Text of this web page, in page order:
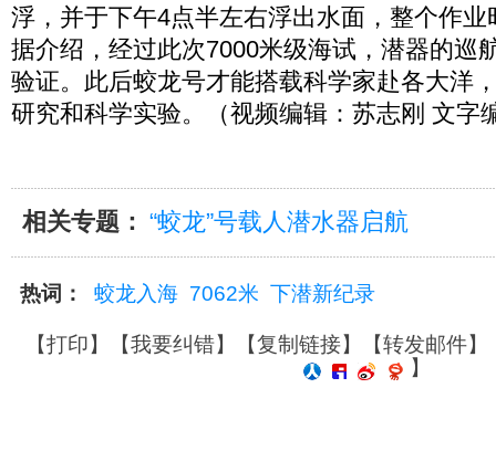
浮，并于下午4点半左右浮出水面，整个作
据介绍，经过此次7000米级海试，潜器的巡
验证。此后蛟龙号才能搭载科学家赴各大洋
研究和科学实验。（视频编辑：苏志刚 文字
相关专题： “蛟龙”号载人潜水器启航
热词： 蛟龙入海 7062米 下潜新纪录
【打印】【我要纠错】【复制链接】【转发邮件】
】